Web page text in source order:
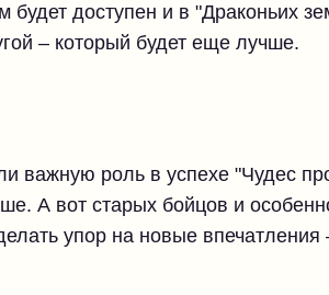
будет доступен и в "Драконьих
– который будет еще лучше.
важную роль в успехе "Чудес
А вот старых бойцов и
упор на новые впечатления